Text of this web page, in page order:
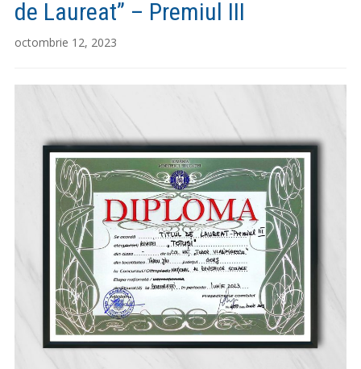
de Laureat” – Premiul III
octombrie 12, 2023